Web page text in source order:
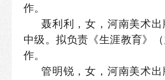
作。
聂利利，女，河南美术出
中级。拟负责《生涯教育》
作。
管明锐，女，河南美术出